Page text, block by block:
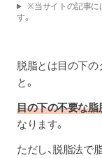
※当サイトの記事に
す。
脱脂とは目の下
と。
目の下の不要な脂
なります。
ただし、脱脂法で